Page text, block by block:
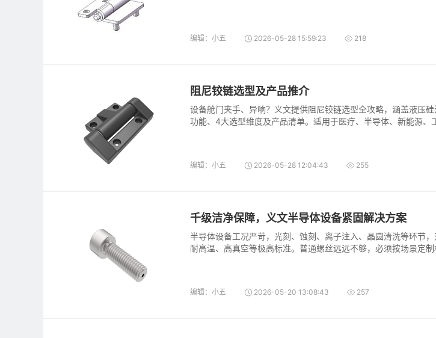
编辑：小五 2026-05-28 15:59:23 218
阻尼铰链选型及产品推介
设备舱门夹手、异响？义文提供阻尼铰链选型全攻略，涵盖液压
功能、4大选型维度及产品清单。适用于医疗、半导体、新能源、
编辑：小五 2026-05-28 12:04:43 255
千级洁净保障，义文半导体设备紧固解决方案
半导体设备工况严苛，光刻、蚀刻、离子注入、晶圆清洗等环节
耐高温、高真空等极高标准。普通螺丝远远不够，必须按场景定制
编辑：小五 2026-05-20 13:08:43 257